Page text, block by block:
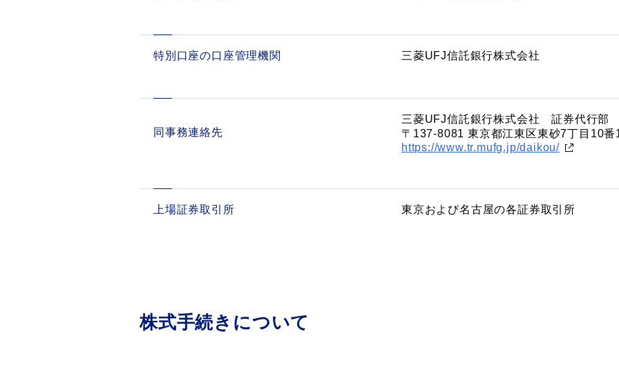
特別口座の口座管理機関 三菱UFJ信託銀行株式会社
同事務連絡先
三菱UFJ信託銀行株式会社 証券代行部
〒137-8081 東京都江東区東砂7丁目10番
https://www.tr.mufg.jp/daikou/
上場証券取引所 東京および名古屋の各証券取引所
株式手続きについて